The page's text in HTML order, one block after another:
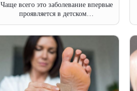
Чаще всего это заболевание впервые
проявляется в детском…